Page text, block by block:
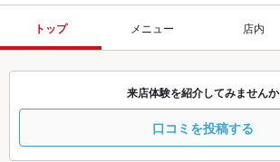
トップ メニュー 店内
来店体験を紹介してみませんか
口コミを投稿する